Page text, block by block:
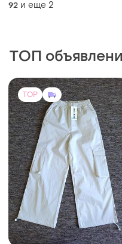
92 и еще 2
ТОП
TOP